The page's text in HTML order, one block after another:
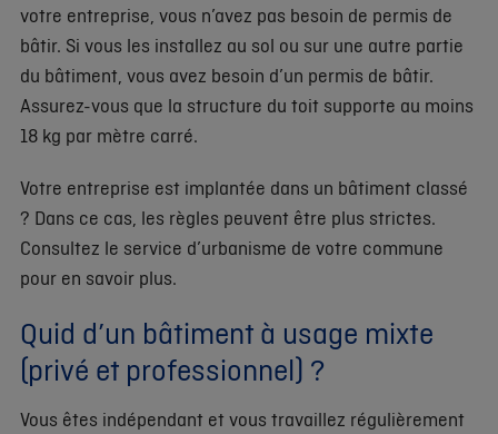
votre entreprise, vous n’avez pas besoin de permis de
bâtir. Si vous les installez au sol ou sur une autre partie
du bâtiment, vous avez besoin d’un permis de bâtir.
Assurez-vous que la structure du toit supporte au moins
18 kg par mètre carré.
Votre entreprise est implantée dans un bâtiment classé
? Dans ce cas, les règles peuvent être plus strictes.
Consultez le service d’urbanisme de votre commune
pour en savoir plus.
Quid d’un bâtiment à usage mixte
(privé et professionnel) ?
Vous êtes indépendant et vous travaillez régulièrement